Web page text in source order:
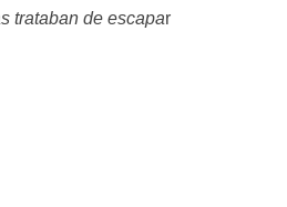
trataban de escapar